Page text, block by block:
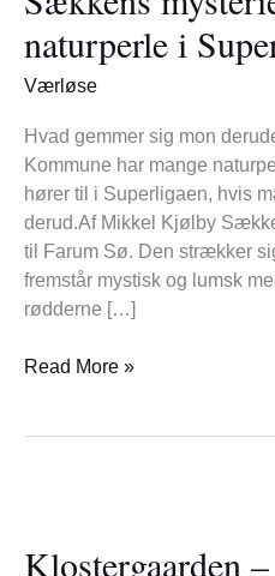
naturperle i
Værløse
Hvad gemmer sig mon
Kommune har mange
hører til i Superligaen, hvis
derud.Af Mikkel Kjølby
til Farum Sø. Den strækker
fremstår mystisk og lumsk
rødderne […]
en
naturperle
i
Read More »
Klostergaarden
Hårde